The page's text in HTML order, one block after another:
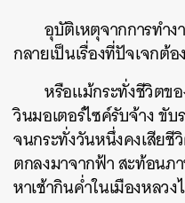
อุบัติเหตุจากการทำ
กลายเป็นเรื่องที่ปัจเจกต้
หรือแม้กระทั่งชีวิตข
วินมอเตอร์ไซค์รับจ้าง ขับ
จนกระทั่งวันหนึ่งคงเสีย
ตกลงมาจากฟ้า สะท้อนภ
หาเช้ากินค่ำในเมืองหลว